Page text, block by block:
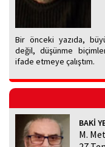
Bir önceki yazıda,
değil, düşünme
ifade etmeye çalıştım.
BAKİ
M.